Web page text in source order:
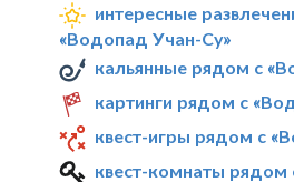
интересные
«Водопад Учан-Су»
кальянные рядом с
картинги рядом с
квест-игры рядом с
квест-комнаты